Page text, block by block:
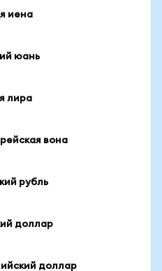
иена
юань
лира
вона
рубль
доллар
доллар